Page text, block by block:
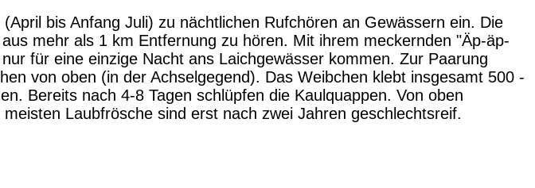
bis Anfang Juli) zu nächtlichen Rufchören an Gewässern ein. Die
mehr als 1 km Entfernung zu hören. Mit ihrem meckernden "Äp-äp-
für eine einzige Nacht ans Laichgewässer kommen. Zur Paarung
von oben (in der Achselgegend). Das Weibchen klebt insgesamt 500 -
Bereits nach 4-8 Tagen schlüpfen die Kaulquappen. Von oben
Laubfrösche sind erst nach zwei Jahren geschlechtsreif.